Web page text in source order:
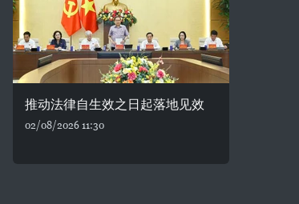
推动法律自生效之日起落地见效
02/08/2026 11:30